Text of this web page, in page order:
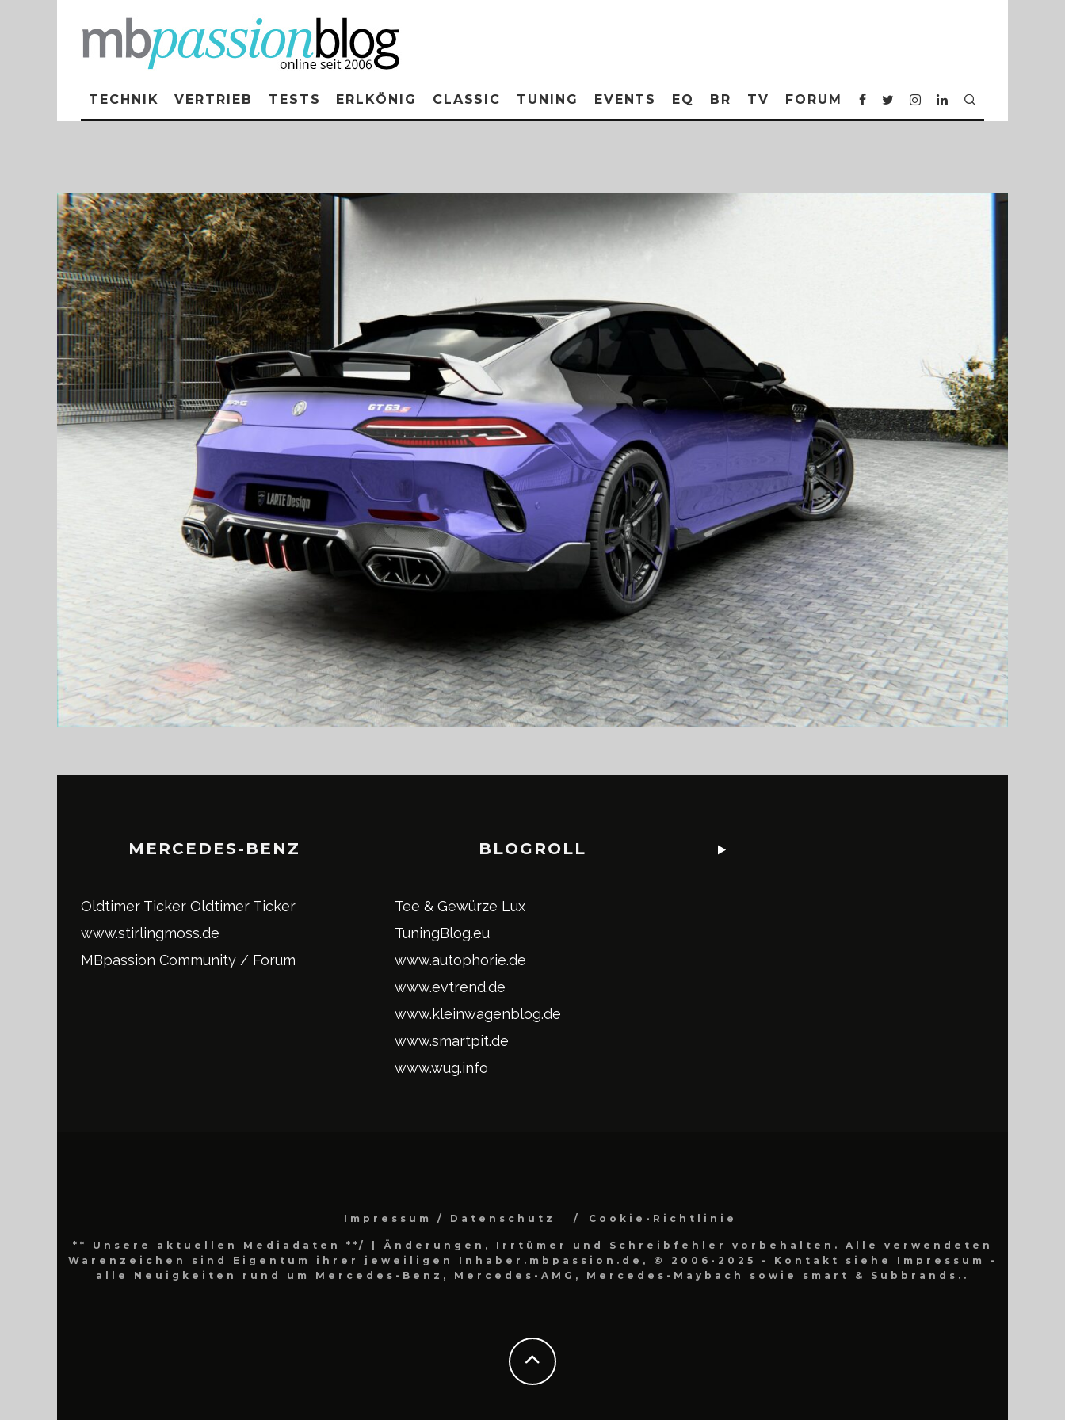
TECHNIK VERTRIEB TESTS ERLKÖNIG CLASSIC TUNING EVENTS EQ BR TV FORUM
MERCEDES-BENZ
Oldtimer Ticker Oldtimer Ticker
www.stirlingmoss.de
MBpassion Community / Forum
BLOGROLL
Tee & Gewürze Lux
TuningBlog.eu
www.autophorie.de
www.evtrend.de
www.kleinwagenblog.de
www.smartpit.de
www.wug.info
Impressum / Datenschutz Cookie-Richtlinie
** Unsere aktuellen Mediadaten **/
| Änderungen, Irrtümer und Schreibfehler vorbehalten. Alle verwendeten
Warenzeichen sind Eigentum ihrer jeweiligen Inhaber.mbpassion.de, © 2006-2025 - Kontakt siehe Impressum -
alle Neuigkeiten rund um Mercedes-Benz, Mercedes-AMG, Mercedes-Maybach sowie smart & Subbrands..